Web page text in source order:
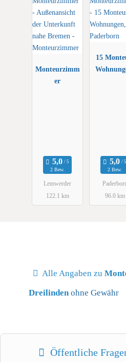
Monteurzimm
er
2 Bew.
Lemwerder
122.1 km
15
2 Bew.
96.0 km
Alle Angaben zu
Dreilinden ohne Gewähr
Öffentliche